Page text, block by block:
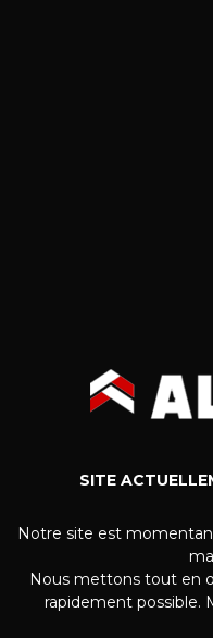
SITE
Notre site est
Nous mettons tout en
rapidement possible.